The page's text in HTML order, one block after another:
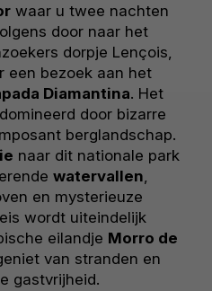
waar u twee nachten
door naar het
dorpje Lençois,
een bezoek aan het
Diamantina. Het
door bizarre
berglandschap.
naar dit nationale park
watervallen,
en mysterieuze
wordt uiteindelijk
eilandje Morro de
van stranden en
gastvrijheid.